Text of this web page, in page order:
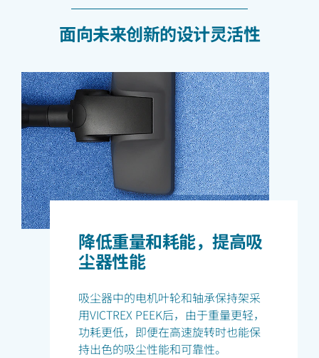
面向未来创新的设计灵活性
降低重量和耗能，提高吸
尘器性能
吸尘器中的电机叶轮和轴承保持架采
用VICTREX PEEK后，由于重量更轻，
功耗更低，即便在高速旋转时也能保
持出色的吸尘性能和可靠性。